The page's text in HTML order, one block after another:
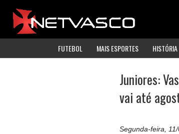
FUTEBOL MAIS ESPORTES HISTÓRIA
Juniores:
vai até
Segunda-feira,